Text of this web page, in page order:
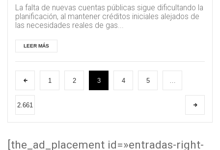
La falta de nuevas cuentas públicas sigue dificultando la
planificación, al mantener créditos iniciales alejados de
las necesidades reales de gas...
LEER MÁS
1 2 3 4 5
2.661
[the_ad_placement id=»entradas-right-